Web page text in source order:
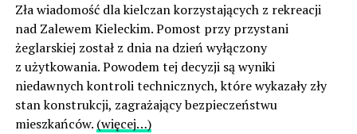
Zła wiadomość dla kielczan korzystających z rekreacji
nad Zalewem Kieleckim. Pomost przy przystani
żeglarskiej został z dnia na dzień wyłączony
z użytkowania. Powodem tej decyzji są wyniki
niedawnych kontroli technicznych, które wykazały zły
stan konstrukcji, zagrażający bezpieczeństwu
mieszkańców. (więcej…)